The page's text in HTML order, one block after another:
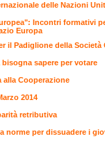
delle Nazioni
Incontri formativi
Europa
il Padiglione della Società
sapere per votare
alla Cooperazione
2014
retributiva
norme per dissuadere i